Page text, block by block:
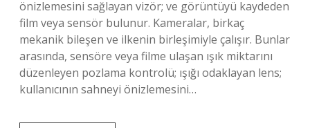
önizlemesini sağlayan vizör; ve görüntüyü kaydeden
film veya sensör bulunur. Kameralar, birkaç
mekanik bileşen ve ilkenin birleşimiyle çalışır. Bunlar
arasında, sensöre veya filme ulaşan ışık miktarını
düzenleyen pozlama kontrolü; ışığı odaklayan lens;
kullanıcının sahneyi önizlemesini…